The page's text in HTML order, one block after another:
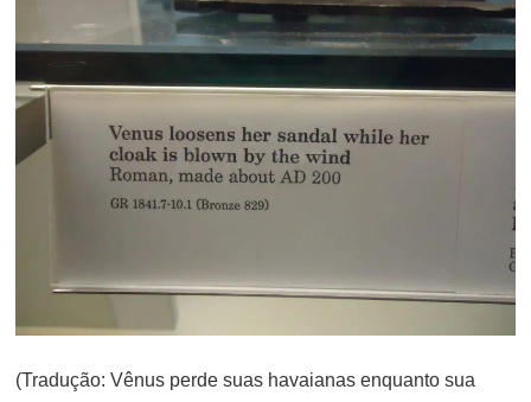
(Tradução: Vênus perde suas havaianas enquanto sua